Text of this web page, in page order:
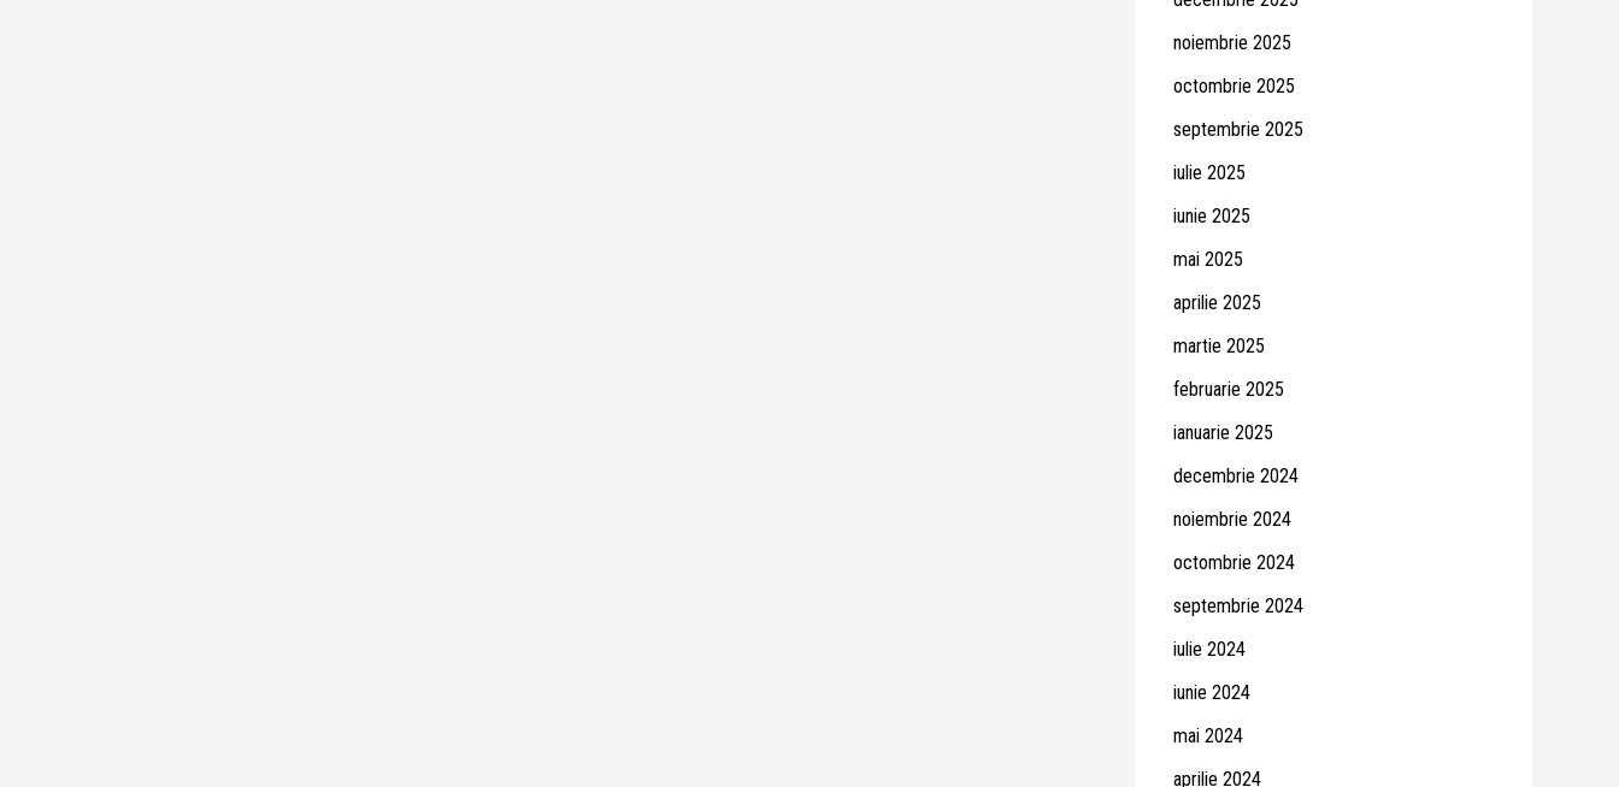
noiembrie 2025
octombrie 2025
septembrie 2025
iulie 2025
iunie 2025
mai 2025
aprilie 2025
martie 2025
februarie 2025
ianuarie 2025
decembrie 2024
noiembrie 2024
octombrie 2024
septembrie 2024
iulie 2024
iunie 2024
mai 2024
aprilie 2024